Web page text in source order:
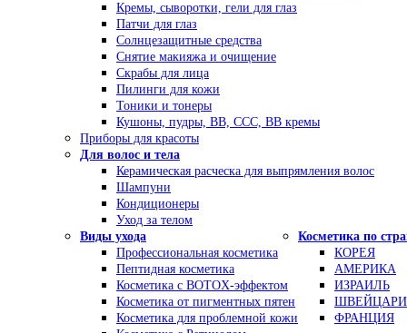
Кремы, сыворотки, гели для глаз
Патчи для глаз
Солнцезащитные средства
Снятие макияжа и очищение
Скрабы для лица
Пилинги для кожи
Тоники и тонеры
Кушоны, пудры, ВВ, ССС, ВВ кремы
Приборы для красоты
Для волос и тела
Керамическая расческа для выпрямления волос
Шампуни
Кондиционеры
Уход за телом
Виды ухода
Профессиональная косметика
Пептидная косметика
Косметика с BOTOX-эффектом
Косметика от пигментных пятен
Косметика для проблемной кожи
Косметика по
КОРЕЯ
АМЕРИКА
ИЗРАИЛЬ
ФРАНЦИЯ